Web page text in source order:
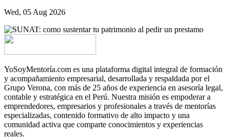
Wed, 05 Aug 2026
YoSoyMentoría.com es una plataforma digital integral de formación
y acompañamiento empresarial, desarrollada y respaldada por el
Grupo Verona, con más de 25 años de experiencia en asesoría legal,
contable y estratégica en el Perú. Nuestra misión es empoderar a
emprendedores, empresarios y profesionales a través de mentorías
especializadas, contenido formativo de alto impacto y una
comunidad activa que comparte conocimientos y experiencias
reales.